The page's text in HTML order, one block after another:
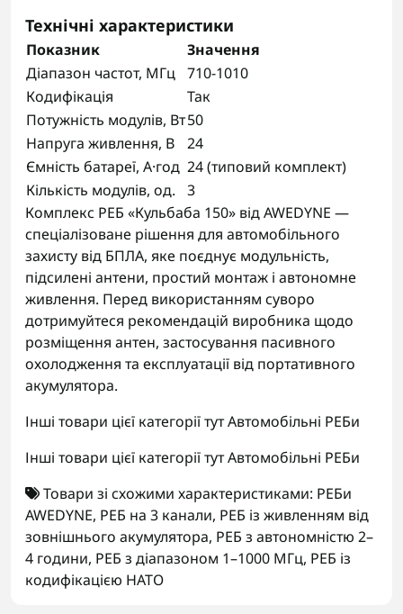
Технічні характеристики
Показник
Значення
Діапазон частот, МГц 710-1010
Кодифікація
Так
Потужність модулів, Вт50
Напруга живлення, В
24
Ємність батареї, А·год 24 (типовий комплект)
Кількість модулів, од.
3
Комплекс РЕБ «Кульбаба 150» від AWEDYNE —
спеціалізоване рішення для автомобільного
захисту від БПЛА, яке поєднує модульність,
підсилені антени, простий монтаж і автономне
живлення. Перед використанням суворо
дотримуйтеся рекомендацій виробника щодо
розміщення антен, застосування пасивного
охолодження та експлуатації від портативного
акумулятора.
Інші товари цієї категорії тутАвтомобільні РЕБи
Інші товари цієї категорії тутАвтомобільні РЕБи
Товари зі схожими характеристиками: РЕБи
AWEDYNE, РЕБ на 3 канали, РЕБ із живленням від
зовнішнього акумулятора, РЕБ з автономністю 2–
4 години, РЕБ з діапазоном 1–1000 МГц, РЕБ із
кодифікацією НАТО